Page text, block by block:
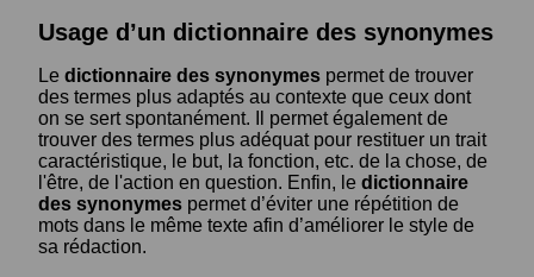
Usage d’un dictionnaire des synonymes
Le dictionnaire des synonymes permet de trouver
des termes plus adaptés au contexte que ceux dont
on se sert spontanément. Il permet également de
trouver des termes plus adéquat pour restituer un trait
caractéristique, le but, la fonction, etc. de la chose, de
l'être, de l'action en question. Enfin, le dictionnaire
des synonymes permet d’éviter une répétition de
mots dans le même texte afin d’améliorer le style de
sa rédaction.